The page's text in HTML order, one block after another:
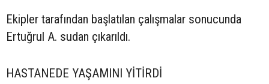
Ekipler tarafından başlatılan çalışmalar sonucunda
Ertuğrul A. sudan çıkarıldı.
HASTANEDE YAŞAMINI YİTİRDİ